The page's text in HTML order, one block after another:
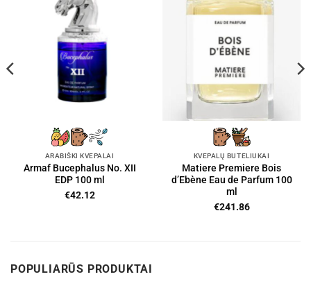
ARABIŠKI KVEPALAI
Armaf Bucephalus No. XII
EDP 100 ml
€42.12
KVEPALŲ BUTELIUKAI
Matiere Premiere Bois
d’Ebène Eau de Parfum 100
ml
€241.86
POPULIARŪS PRODUKTAI